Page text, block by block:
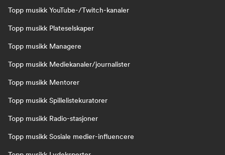
Topp musikk YouTube-/Twitch-kanaler
Topp musikk Plateselskaper
Topp musikk Managere
Topp musikk Mediekanaler/journalister
Topp musikk Mentorer
Topp musikk Spillelistekuratorer
Topp musikk Radio-stasjoner
Topp musikk Sosiale medier-influencere